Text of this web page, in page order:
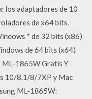
los adaptadores de 10
de x64 bits.
* de 32 bits (x86)
de 64 bits (x64)
ML-1865W Gratis Y
10/8.1/8/7XP y Mac
ML-1865W: